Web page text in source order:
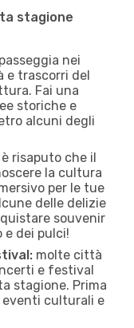
stagione
passeggia nei
e trascorri del
Fai una
storiche e
alcuni degli
è risaputo che il
la cultura
per le tue
delle delizie
souvenir
e dei pulci!
molte città
e festival
stagione. Prima
eventi culturali e